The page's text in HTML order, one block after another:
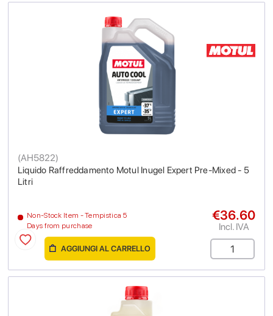
Liquido Raffreddamento Motul Inugel Expert Pre-Mixed - 5
Litri
(AH5822)
Non-Stock Item - Tempistica 5
Days from purchase
€36.60
Incl. IVA
AGGIUNGI AL CARRELLO